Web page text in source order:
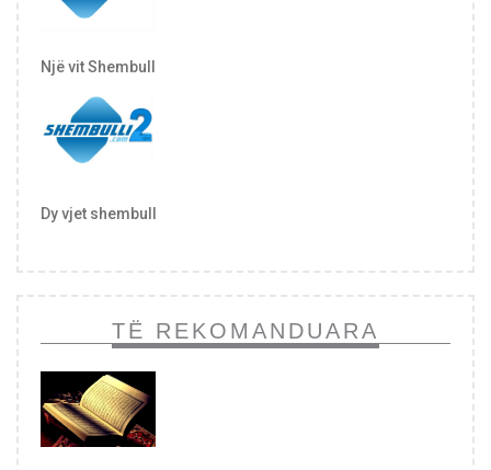
Një vit Shembull
Dy vjet shembull
TË REKOMANDUARA